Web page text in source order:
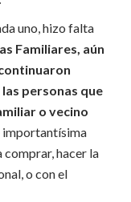
uno, hizo falta
Familiares, aún
personas que
o vecino
importantísima
comprar, hacer la
o con el